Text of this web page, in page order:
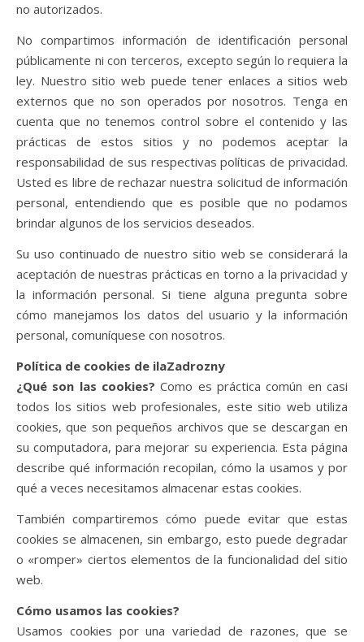
no autorizados.
No compartimos información de identificación personal
públicamente ni con terceros, excepto según lo requiera la
ley. Nuestro sitio web puede tener enlaces a sitios web
externos que no son operados por nosotros. Tenga en
cuenta que no tenemos control sobre el contenido y las
prácticas de estos sitios y no podemos aceptar la
responsabilidad de sus respectivas políticas de privacidad.
Usted es libre de rechazar nuestra solicitud de información
personal, entendiendo que es posible que no podamos
brindar algunos de los servicios deseados.
Su uso continuado de nuestro sitio web se considerará la
aceptación de nuestras prácticas en torno a la privacidad y
la información personal. Si tiene alguna pregunta sobre
cómo manejamos los datos del usuario y la información
personal, comuníquese con nosotros.
Política de cookies de ilaZadrozny
¿Qué son las cookies? Como es práctica común en casi
todos los sitios web profesionales, este sitio web utiliza
cookies, que son pequeños archivos que se descargan en
su computadora, para mejorar su experiencia. Esta página
describe qué información recopilan, cómo la usamos y por
qué a veces necesitamos almacenar estas cookies.
También compartiremos cómo puede evitar que estas
cookies se almacenen, sin embargo, esto puede degradar
o «romper» ciertos elementos de la funcionalidad del sitio
web.
Cómo usamos las cookies?
Usamos cookies por una variedad de razones, que se